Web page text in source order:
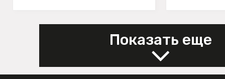
Показать еще